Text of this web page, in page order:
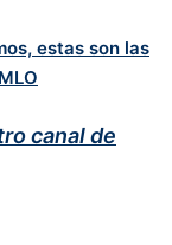
estas son las
canal de